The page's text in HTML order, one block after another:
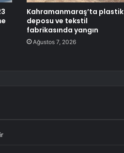
Kahramanmaraş’ta plastik
deposu ve tekstil
fabrikasında yangın
Ağustos 7, 2026